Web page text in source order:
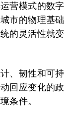
营模式的数字
市的物理基础
的灵活性就变
、韧性和可持
回应变化的政
条件。